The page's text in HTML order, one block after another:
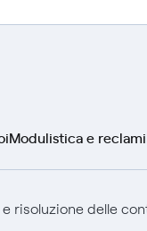
Modulistica e reclami
risoluzione delle